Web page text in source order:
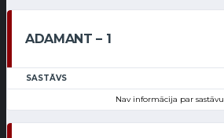
ADAMANT – 1
SASTĀVS
Nav informācija par sastāvu